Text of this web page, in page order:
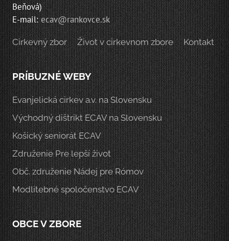
Beňová)
E-mail:ecav@rankovce.sk
Cirkevný zbor Život v cirkevnom zbore Kontakt
PRÍBUZNÉ WEBY
Evanjelická cirkev a.v. na Slovensku
Východný dištrikt ECAV na Slovensku
Košický seniorát ECAV
Združenie Pre lepší život
Obč. združenie Nádej pre Rómov
Modlitebné spoločenstvo ECAV
OBCE V ZBORE